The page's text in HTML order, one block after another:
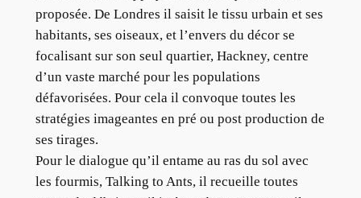
proposée. De Londres il saisit le tissu urbain et ses
habitants, ses oiseaux, et l’envers du décor se
focalisant sur son seul quartier, Hackney, centre
d’un vaste marché pour les populations
défavorisées. Pour cela il convoque toutes les
stratégies imageantes en pré ou post production de
ses tirages.
Pour le dialogue qu’il entame au ras du sol avec
les fourmis, Talking to Ants, il recueille toutes